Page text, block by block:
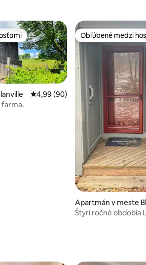
hodnotení: 97
hosťami
Priemerné ohodnotenie 4,99 z 5,
4,99 (90)
farma.
Obľúbené medzi
Obľúbené medzi
Apartmán v meste
Štyri ročné obdobia